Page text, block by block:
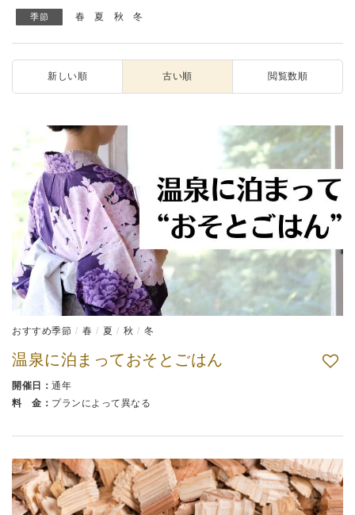
季節 春 夏 秋 冬
新しい順 古い順 閲覧数順
おすすめ季節 春 夏 秋 冬
温泉に泊まっておそとごはん
開催日： 通年
料 金： プランによって異なる